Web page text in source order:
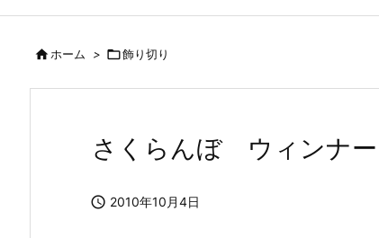
ホーム > 飾り切り
さくらんぼ ウィンナ
 2010年10月4日